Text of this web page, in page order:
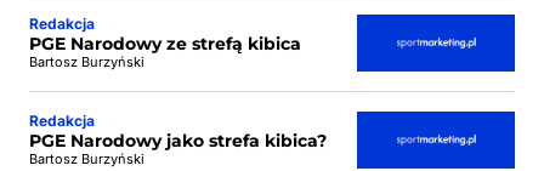
Redakcja
PGE Narodowy ze strefą kibica
Bartosz Burzyński
Redakcja
PGE Narodowy jako strefa kibica?
Bartosz Burzyński